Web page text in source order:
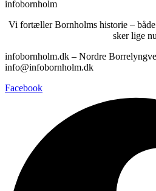
infobornholm
Vi fortæller Bornholms historie – både
sker lige
infobornholm.dk – Nordre
info@infobornholm.dk
Facebook